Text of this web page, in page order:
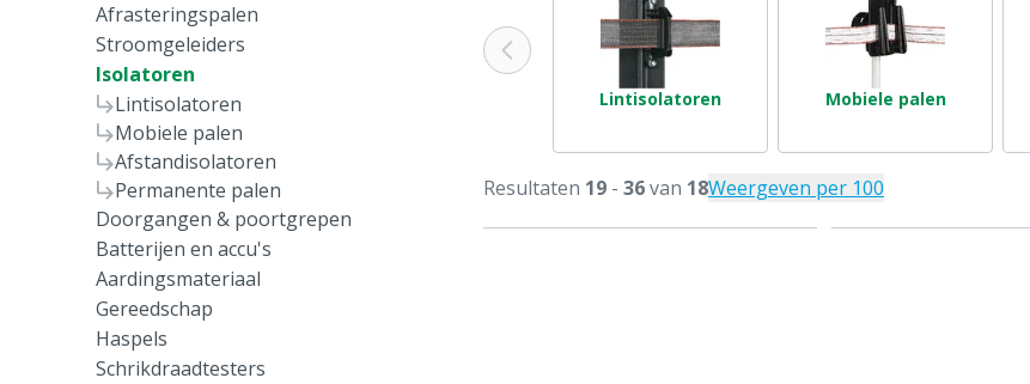
Afrasteringspalen
Stroomgeleiders
Isolatoren
Lintisolatoren
Mobiele palen
Afstandisolatoren
Permanente palen
Doorgangen & poortgrepen
Batterijen en accu's
Aardingsmateriaal
Gereedschap
Haspels
Schrikdraadtesters
Lintisolatoren Mobiele palen
Resultaten 19 - 36van 18Weergeven per 100